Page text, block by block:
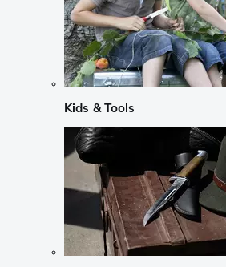
Kids & Tools